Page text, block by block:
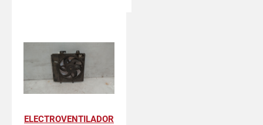
ELECTROVENTILADOR